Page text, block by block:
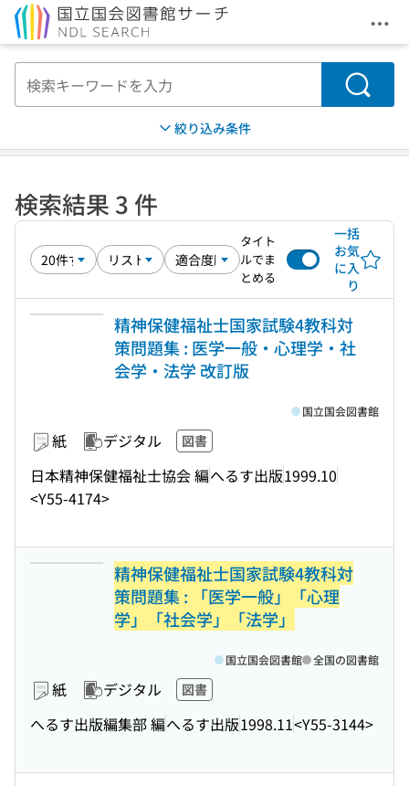
メ
検索
絞り込み条件
検索結果 3 件
タイト
ルでま
とめる
一括
お気
に入
り
精神保健福祉士国家試験4教科対
策問題集 : 医学一般・心理学・社
会学・法学 改訂版
紙 デジタル 図書
日本精神保健福祉士協会 編へるす出版1999.10
<Y55-4174>
国立国会図書館
精神保健福祉士国家試験4教科対
策問題集 : 「医学一般」「心理
学」「社会学」「法学」
紙 デジタル 図書
へるす出版編集部 編へるす出版1998.11<Y55-3144>
国立国会図書館 全国の図書館